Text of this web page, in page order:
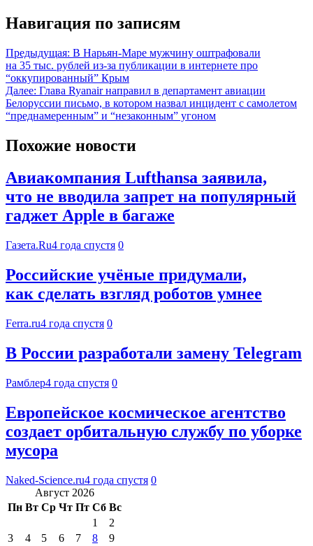
Навигация по записям
Предыдущая: В Нарьян-Маре мужчину оштрафовали
на 35 тыс. рублей из-за публикации в интернете про
“оккупированный” Крым
Далее: Глава Ryanair направил в департамент авиации
Белоруссии письмо, в котором назвал инцидент с самолетом
“преднамеренным” и “незаконным” угоном
Похожие новости
Авиакомпания Lufthansa заявила,
что не вводила запрет на популярный
гаджет Apple в багаже
Газета.Ru4 года спустя 0
Российские учёные придумали,
как сделать взгляд роботов умнее
Ferra.ru4 года спустя 0
В России разработали замену Telegram
Рамблер4 года спустя 0
Европейское космическое агентство
создает орбитальную службу по уборке
мусора
Naked-Science.ru4 года спустя 0
Август 2026
Пн Вт Ср Чт Пт Сб Вс
1
2
3
4 5 6 7 8
9